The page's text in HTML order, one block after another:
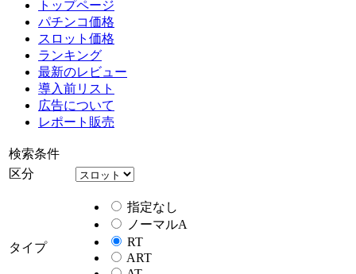
トップページ
パチンコ価格
スロット価格
ランキング
最新のレビュー
導入前リスト
広告について
レポート販売
検索条件
区分
タイプ
指定なし
ノーマルA
RT
ART